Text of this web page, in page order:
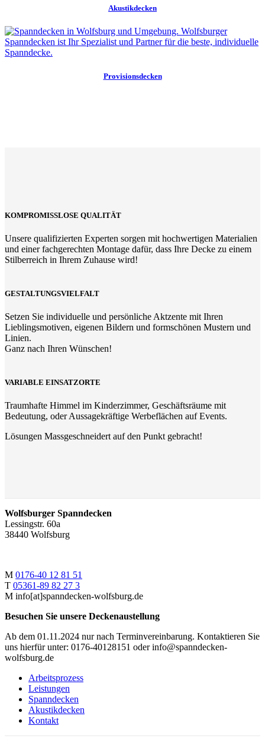
Akustikdecken
Provisionsdecken
KOMPROMISSLOSE QUALITÄT
Unsere qualifizierten Experten sorgen mit hochwertigen Materialien
und einer fachgerechten Montage dafür, dass Ihre Decke zu einem
Stilberreich in Ihrem Zuhause wird!
GESTALTUNGSVIELFALT
Setzen Sie individuelle und persönliche Aktzente mit Ihren
Lieblingsmotiven, eigenen Bildern und formschönen Mustern und
Linien.
Ganz nach Ihren Wünschen!
VARIABLE EINSATZORTE
Traumhafte Himmel im Kinderzimmer, Geschäftsräume mit
Bedeutung, oder Aussagekräftige Werbeflächen auf Events.
Lösungen Massgeschneidert auf den Punkt gebracht!
Wolfsburger Spanndecken
Lessingstr. 60a
38440 Wolfsburg
M ‭0176-40 12 81 51
T ‭05361-89 82 27 3
M info[at]spanndecken-wolfsburg.de
Besuchen Sie unsere Deckenaustellung
Ab dem 01.11.2024 nur nach Terminvereinbarung. Kontaktieren Sie
uns hierfür unter: 0176-40128151 oder info@spanndecken-
wolfsburg.de
Arbeitsprozess
Leistungen
Spanndecken
Akustikdecken
Kontakt